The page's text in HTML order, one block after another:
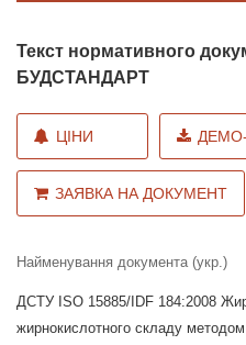
Текст нормативного
БУДСТАНДАРТ
ЦІНИ
ЗАЯВКА НА ДОКУМЕНТ
Найменування документа (укр.)
ДСТУ ISO 15885/IDF 184:2008
жирнокислотного складу методом